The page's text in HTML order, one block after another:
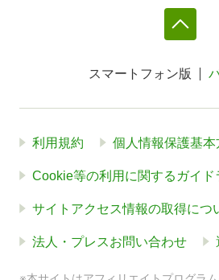
スマートフォン版
利用規約 個人情報保護基本
Cookie等の利用に関するガイド
サイトアクセス情報の取得につ
法人・プレスお問い合わせ